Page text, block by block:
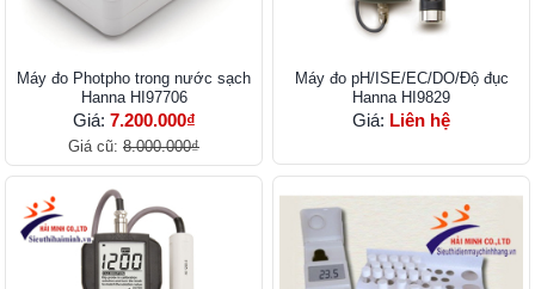
Máy đo Photpho trong nước sạch
Hanna HI97706
Giá: 7.200.000₫
Giá cũ: 8.000.000₫
Máy đo pH/ISE/EC/DO/Độ đục
Hanna HI9829
Giá: Liên hệ